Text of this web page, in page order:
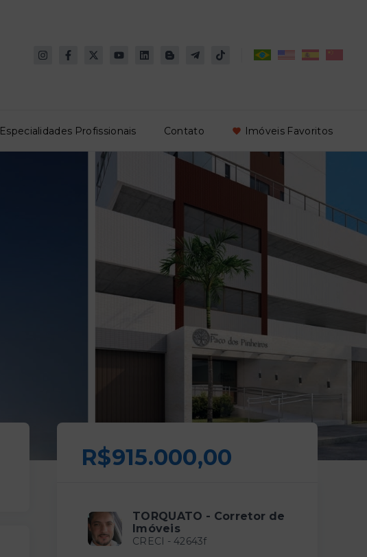
Especialidades Profissionais Contato Imóveis Favoritos
R$915.000,00
TORQUATO - Corretor de
Imóveis
CRECI - 42643f